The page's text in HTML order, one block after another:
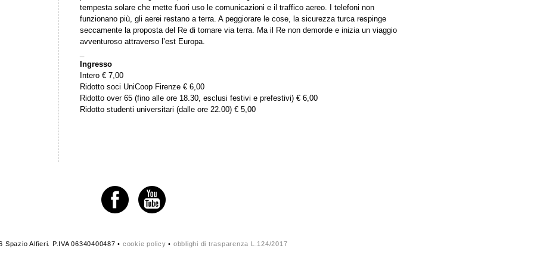
tempesta solare che mette fuori uso le comunicazioni e il traffico aereo. I telefoni non
funzionano più, gli aerei restano a terra. A peggiorare le cose, la sicurezza turca respinge
seccamente la proposta del Re di tornare via terra. Ma il Re non demorde e inizia un viaggio
avventuroso attraverso l’est Europa.
Ingresso
Intero € 7,00
Ridotto soci UniCoop Firenze € 6,00
Ridotto over 65 (fino alle ore 18.30, esclusi festivi e prefestivi) € 6,00
Ridotto studenti universitari (dalle ore 22.00) € 5,00
Spazio Alfieri. P.IVA 06340400487 • cookie policy • obblighi di trasparenza L.124/2017